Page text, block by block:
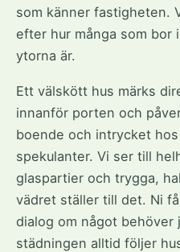
som känner fastigheten.
efter hur många som bor
ytorna är.
Ett välskött hus märks
innanför porten och
boende och intrycket
spekulanter. Vi ser till
glaspartier och trygga,
vädret ställer till det. Ni
dialog om något behöver
städningen alltid följer